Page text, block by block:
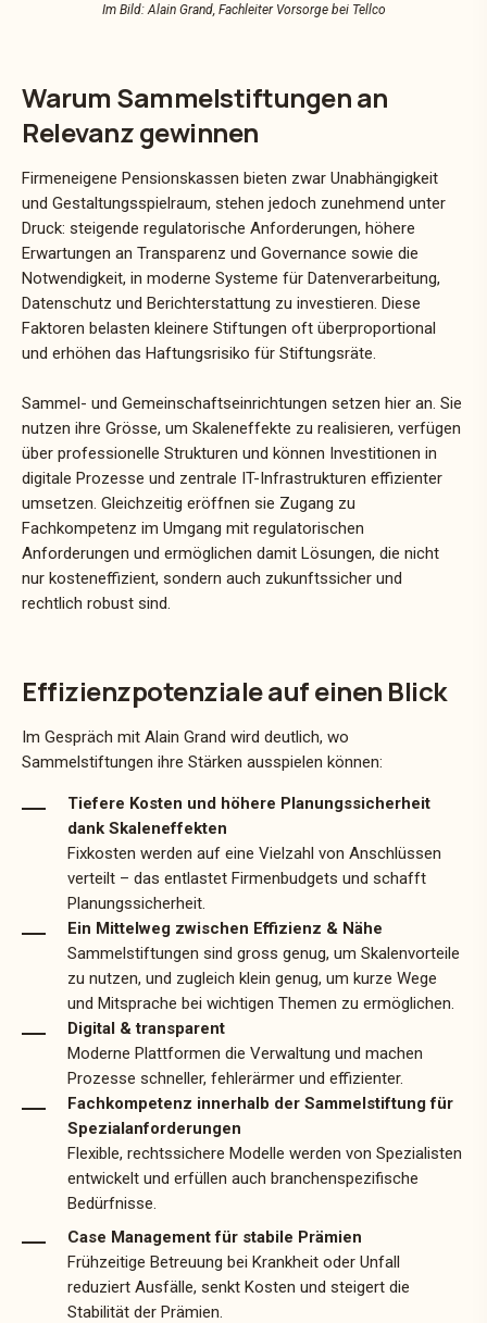
Im Bild: Alain Grand, Fachleiter Vorsorge bei Tellco
Warum Sammelstiftungen an
Relevanz gewinnen
Firmeneigene Pensionskassen bieten zwar Unabhängigkeit
und Gestaltungsspielraum, stehen jedoch zunehmend unter
Druck: steigende regulatorische Anforderungen, höhere
Erwartungen an Transparenz und Governance sowie die
Notwendigkeit, in moderne Systeme für Datenverarbeitung,
Datenschutz und Berichterstattung zu investieren. Diese
Faktoren belasten kleinere Stiftungen oft überproportional
und erhöhen das Haftungsrisiko für Stiftungsräte.
Sammel- und Gemeinschaftseinrichtungen setzen hier an. Sie
nutzen ihre Grösse, um Skaleneffekte zu realisieren, verfügen
über professionelle Strukturen und können Investitionen in
digitale Prozesse und zentrale IT-Infrastrukturen effizienter
umsetzen. Gleichzeitig eröffnen sie Zugang zu
Fachkompetenz im Umgang mit regulatorischen
Anforderungen und ermöglichen damit Lösungen, die nicht
nur kosteneffizient, sondern auch zukunftssicher und
rechtlich robust sind.
Effizienzpotenziale auf einen Blick
Im Gespräch mit Alain Grand wird deutlich, wo
Sammelstiftungen ihre Stärken ausspielen können:
Tiefere Kosten und höhere Planungssicherheit
dank Skaleneffekten
Fixkosten werden auf eine Vielzahl von Anschlüssen
verteilt – das entlastet Firmenbudgets und schafft
Planungssicherheit.
Ein Mittelweg zwischen Effizienz & Nähe
Sammelstiftungen sind gross genug, um Skalenvorteile
zu nutzen, und zugleich klein genug, um kurze Wege
und Mitsprache bei wichtigen Themen zu ermöglichen.
Digital & transparent
Moderne Plattformen die Verwaltung und machen
Prozesse schneller, fehlerärmer und effizienter.
Fachkompetenz innerhalb der Sammelstiftung für
Spezialanforderungen
Flexible, rechtssichere Modelle werden von Spezialisten
entwickelt und erfüllen auch branchenspezifische
Bedürfnisse.
Case Management für stabile Prämien
Frühzeitige Betreuung bei Krankheit oder Unfall
reduziert Ausfälle, senkt Kosten und steigert die
Stabilität der Prämien.